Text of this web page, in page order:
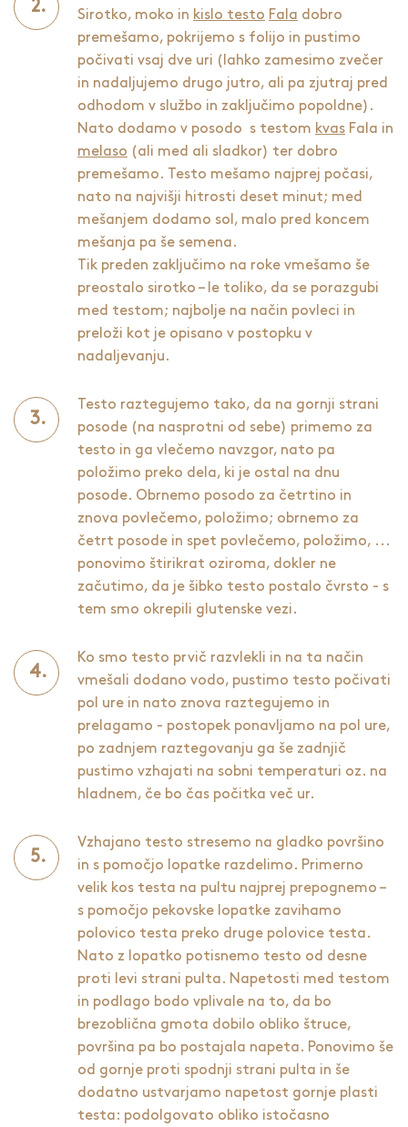
Sirotko, moko in kislo testo Fala dobro
premešamo, pokrijemo s folijo in pustimo
počivati vsaj dve uri (lahko zamesimo zvečer
in nadaljujemo drugo jutro, ali pa zjutraj pred
odhodom v službo in zaključimo popoldne).
Nato dodamo v posodo s testom kvas Fala in
melaso (ali med ali sladkor) ter dobro
premešamo. Testo mešamo najprej počasi,
nato na najvišji hitrosti deset minut; med
mešanjem dodamo sol, malo pred koncem
mešanja pa še semena.
Tik preden zaključimo na roke vmešamo še
preostalo sirotko – le toliko, da se porazgubi
med testom; najbolje na način povleci in
preloži kot je opisano v postopku v
nadaljevanju.
Testo raztegujemo tako, da na gornji strani
posode (na nasprotni od sebe) primemo za
testo in ga vlečemo navzgor, nato pa
položimo preko dela, ki je ostal na dnu
posode. Obrnemo posodo za četrtino in
znova povlečemo, položimo; obrnemo za
četrt posode in spet povlečemo, položimo, ...
ponovimo štirikrat oziroma, dokler ne
začutimo, da je šibko testo postalo čvrsto - s
tem smo okrepili glutenske vezi.
Ko smo testo prvič razvlekli in na ta način
vmešali dodano vodo, pustimo testo počivati
pol ure in nato znova raztegujemo in
prelagamo - postopek ponavljamo na pol ure,
po zadnjem raztegovanju ga še zadnjič
pustimo vzhajati na sobni temperaturi oz. na
hladnem, če bo čas počitka več ur.
Vzhajano testo stresemo na gladko površino
in s pomočjo lopatke razdelimo. Primerno
velik kos testa na pultu najprej prepognemo –
s pomočjo pekovske lopatke zavihamo
polovico testa preko druge polovice testa.
Nato z lopatko potisnemo testo od desne
proti levi strani pulta. Napetosti med testom
in podlago bodo vplivale na to, da bo
brezoblična gmota dobilo obliko štruce,
površina pa bo postajala napeta. Ponovimo še
od gornje proti spodnji strani pulta in še
dodatno ustvarjamo napetost gornje plasti
testa: podolgovato obliko istočasno